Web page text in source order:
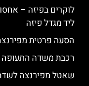
לוקרים בפיזה –
ליד מגדל פיזה
הסעה פרטית
רכבת משדה התעופה
שאטל מפירנצה